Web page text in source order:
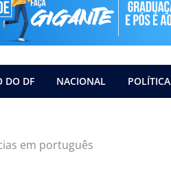
DO DF NACIONAL POLÍTICA
em português